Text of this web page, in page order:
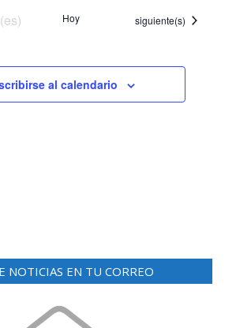
Hoy Eventos
siguiente(s)
al calendario
NOTICIAS EN TU CORREO